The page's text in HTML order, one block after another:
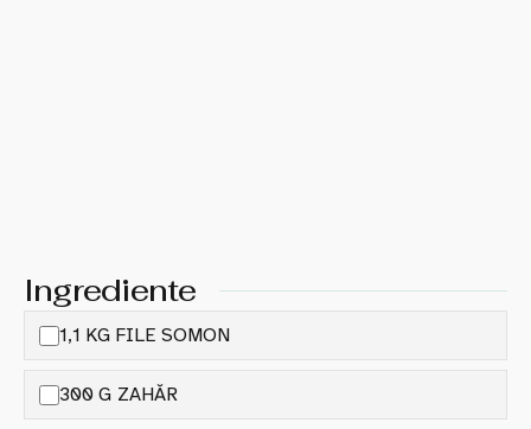
Ingrediente
1,1 KG FILE SOMON
300 G ZAHĂR